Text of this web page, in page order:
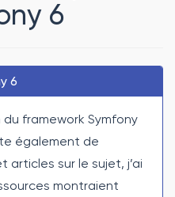
6
6
framework Symfony
également de
articles sur le sujet, j’ai
montraient